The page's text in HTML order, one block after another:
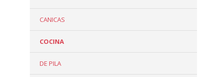
CANICAS
COCINA
DE PILA